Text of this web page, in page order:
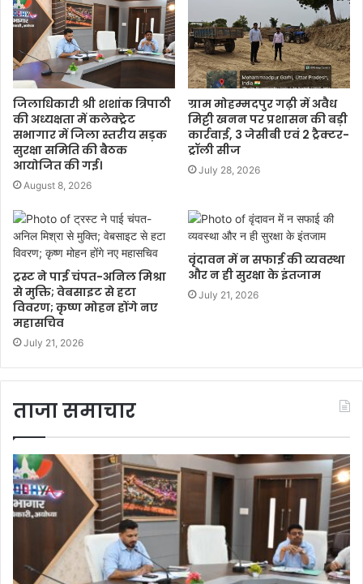
जिलाधिकारी श्री शशांक त्रिपाठी
की अध्यक्षता में कलेक्ट्रेट
सभागार में जिला स्तरीय सड़क
सुरक्षा समिति की बैठक
आयोजित की गई।
August 8, 2026
ग्राम मोहम्मदपुर गढ़ी में अवैध
मिट्टी खनन पर प्रशासन की बड़ी
कार्रवाई, 3 जेसीबी एवं 2 ट्रैक्टर-
ट्रॉली सीज
July 28, 2026
ट्रस्ट ने पाई चंपत-अनिल मिश्रा
से मुक्ति; वेबसाइट से हटा
विवरण; कृष्ण मोहन होंगे नए
महासचिव
July 21, 2026
वृंदावन में न सफाई की व्यवस्था
और न ही सुरक्षा के इंतजाम
July 21, 2026
ताजा समाचार